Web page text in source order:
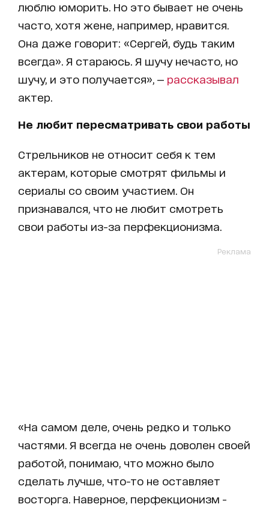
люблю юморить. Но это бывает не очень
часто, хотя жене, например, нравится.
Она даже говорит: «Сергей, будь таким
всегда». Я стараюсь. Я шучу нечасто, но
шучу, и это получается», — рассказывал
актер.
Не любит пересматривать свои работы
Стрельников не относит себя к тем
актерам, которые смотрят фильмы и
сериалы со своим участием. Он
признавался, что не любит смотреть
свои работы из-за перфекционизма.
Реклама
«На самом деле, очень редко и только
частями. Я всегда не очень доволен своей
работой, понимаю, что можно было
сделать лучше, что-то не оставляет
восторга. Наверное, перфекционизм -